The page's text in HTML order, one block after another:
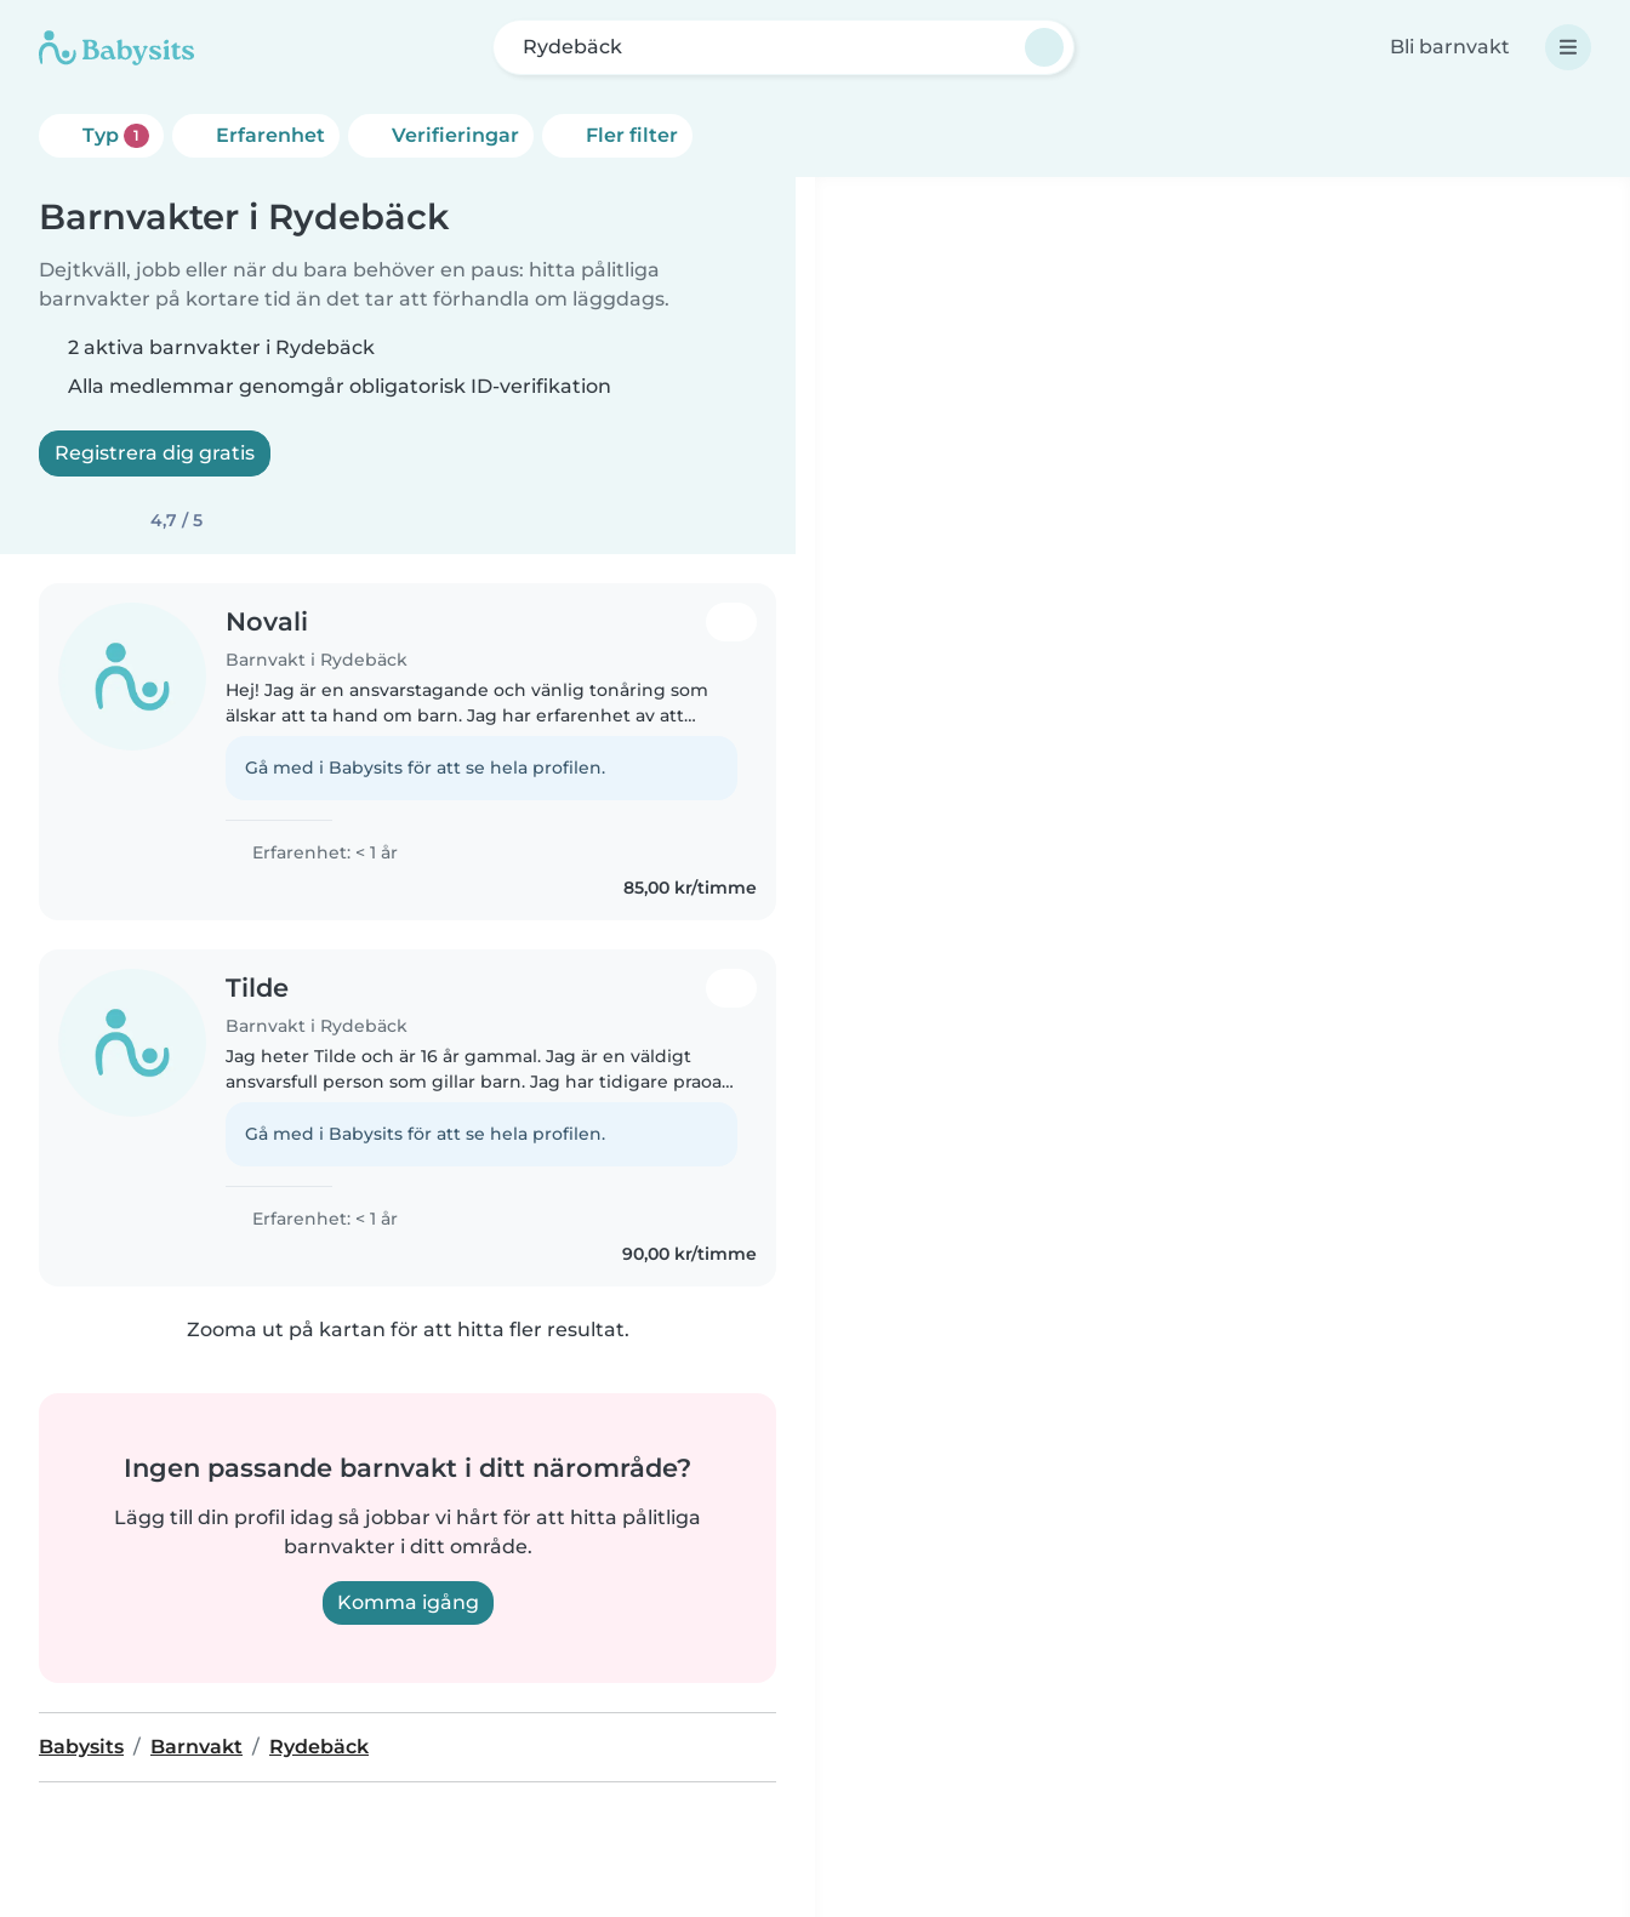
Rydebäck Bli barnvakt
Typ 1 Erfarenhet Verifieringar Fler filter
Barnvakter i Rydebäck
Dejtkväll, jobb eller när du bara behöver en paus: hitta pålitliga
barnvakter på kortare tid än det tar att förhandla om läggdags.
2 aktiva barnvakter i Rydebäck
Alla medlemmar genomgår obligatorisk ID-verifikation
Registrera dig gratis
4,7 / 5
Novali
Barnvakt i Rydebäck
Hej! Jag är en ansvarstagande och vänlig tonåring som
älskar att ta hand om barn. Jag har erfarenhet av att
och är bekväm..
Gå med i Babysits för att se hela profilen.
Erfarenhet: < 1 år
85,00 kr/timme
Tilde
Barnvakt i Rydebäck
Jag heter Tilde och är 16 år gammal. Jag är en väldigt
ansvarsfull person som gillar barn. Jag har tidigare praoat
Har även..
Gå med i Babysits för att se hela profilen.
Erfarenhet: < 1 år
90,00 kr/timme
Zooma ut på kartan för att hitta fler resultat.
Ingen passande barnvakt i ditt närområde?
Lägg till din profil idag så jobbar vi hårt för att hitta pålitliga
barnvakter i ditt område.
Komma igång
Babysits Barnvakt Rydebäck